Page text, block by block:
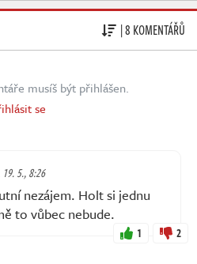
| 8 KOMENTÁŘŮ
musíš být přihlášen.
se
5., 8:26
nezájem. Holt si jednu
to vůbec nebude.
1 2